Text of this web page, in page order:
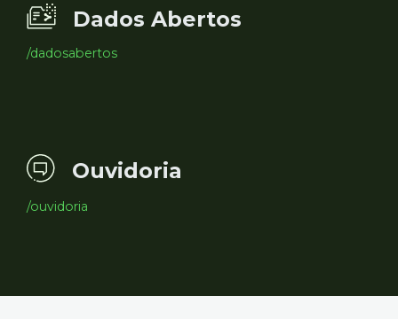
Dados Abertos
/dadosabertos
Ouvidoria
/ouvidoria